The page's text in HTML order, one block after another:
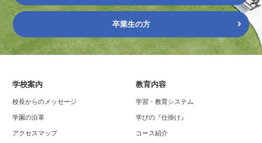
卒業生の方
学校案内
校長からのメッセージ
学園の沿革
アクセスマップ
教育内容
学習・教育システム
学びの『仕掛け』
コース紹介